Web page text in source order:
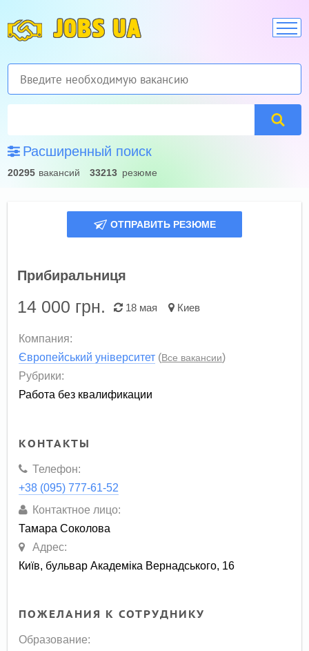
JOBS UA
Расширенный поиск
20295 вакансий 33213 резюме
ОТПРАВИТЬ РЕЗЮМЕ
Прибиральниця
14 000 грн. 18 мая Киев
Компания:
Європейський університет (Все вакансии)
Рубрики:
Работа без квалификации
КОНТАКТЫ
Телефон:
+38 (095) 777-61-52
Контактное лицо:
Тамара Соколова
Адрес:
Київ, бульвар Академіка Вернадського, 16
ПОЖЕЛАНИЯ К СОТРУДНИКУ
Образование: